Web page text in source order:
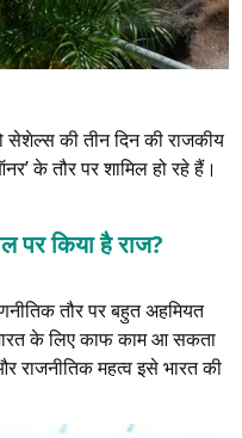
की तीन दिन की राजकीय
के तौर पर शामिल हो रहे हैं।
पर किया है राज?
तौर पर बहुत अहमियत
भारत के लिए काफ काम आ सकता
महत्व इसे भारत की